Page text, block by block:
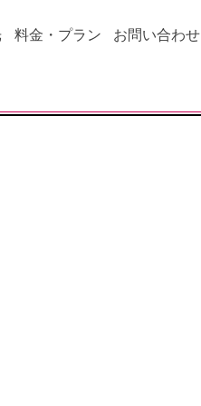
料金・プラン お問い合わせ